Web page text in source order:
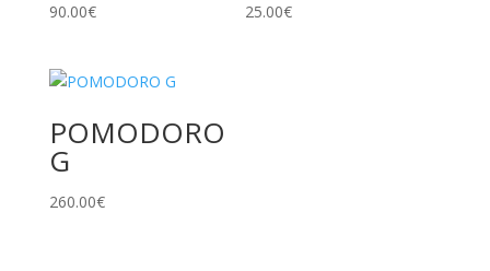
90.00€ 25.00€
POMODORO
G
260.00€